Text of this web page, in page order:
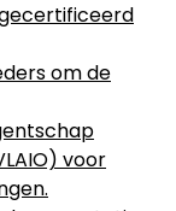
om de
voor